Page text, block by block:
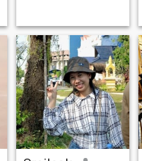
milde genade voor mensen
en dieren Ik ben een eerlijk
persoon, dus daarom zoek ik
een man die ook eerlijk is
tegen mij. Mijn hobby is
boeken lezen, ik ga ook
graag buiten in het weekend,
vooral naar het theater en ik
kook ook graag met mijn
vriend.